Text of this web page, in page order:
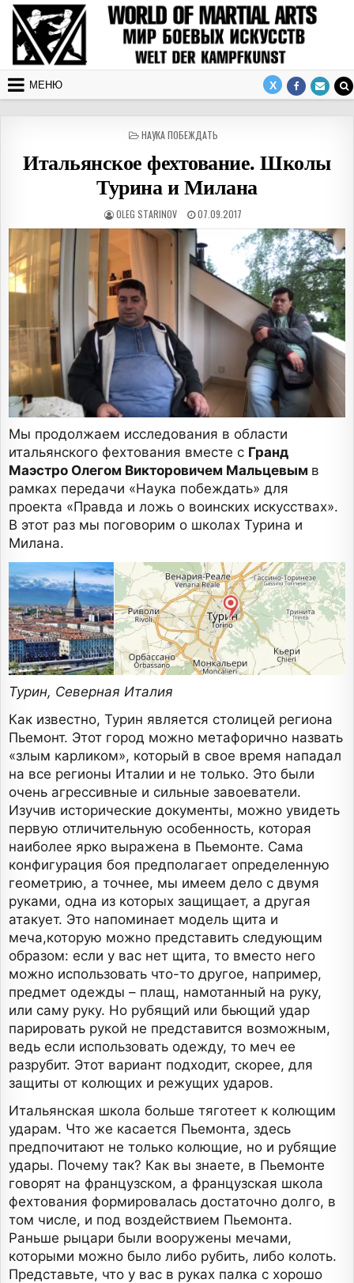
Перейти к содержимому
МЕНЮ
ОПУБЛИКОВАНО В
НАУКА ПОБЕЖДАТЬ
Итальянское фехтование. Школы
Турина и Милана
АВТОР:
OLEG STARINOV ДАТА ПУБЛИКАЦИИ:
07.09.2017
Мы продолжаем исследования в области
итальянского фехтования вместе с Гранд
Маэстро Олегом Викторовичем Мальцевым в
рамках передачи «Наука побеждать» для
проекта «Правда и ложь о воинских искусствах».
В этот раз мы поговорим о школах Турина и
Милана.
Турин, Северная Италия
Как известно, Турин является столицей региона
Пьемонт. Этот город можно метафорично назвать
«злым карликом», который в свое время нападал
на все регионы Италии и не только. Это были
очень агрессивные и сильные завоеватели.
Изучив исторические документы, можно увидеть
первую отличительную особенность, которая
наиболее ярко выражена в Пьемонте. Сама
конфигурация боя предполагает определенную
геометрию, а точнее, мы имеем дело с двумя
руками, одна из которых защищает, а другая
атакует. Это напоминает модель щита и
меча,которую можно представить следующим
образом: если у вас нет щита, то вместо него
можно использовать что-то другое, например,
предмет одежды – плащ, намотанный на руку,
или саму руку. Но рубящий или бьющий удар
парировать рукой не представится возможным,
ведь если использовать одежду, то меч ее
разрубит. Этот вариант подходит, скорее, для
защиты от колющих и режущих ударов.
Итальянская школа больше тяготеет к колющим
ударам. Что же касается Пьемонта, здесь
предпочитают не только колющие, но и рубящие
удары. Почему так? Как вы знаете, в Пьемонте
говорят на французском, а французская школа
фехтования формировалась достаточно долго, в
том числе, и под воздействием Пьемонта.
Раньше рыцари были вооружены мечами,
которыми можно было либо рубить, либо колоть.
Представьте, что у вас в руках палка с хорошо